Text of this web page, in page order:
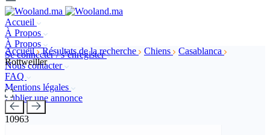
Accueil
À Propos
À Propos
Se connecter / s’enregister
Nous contacter
FAQ
Mentions légales
Publier une annonce
Accueil Résultats de la recherche Chiens
Casablanca
Rottweiller
10963